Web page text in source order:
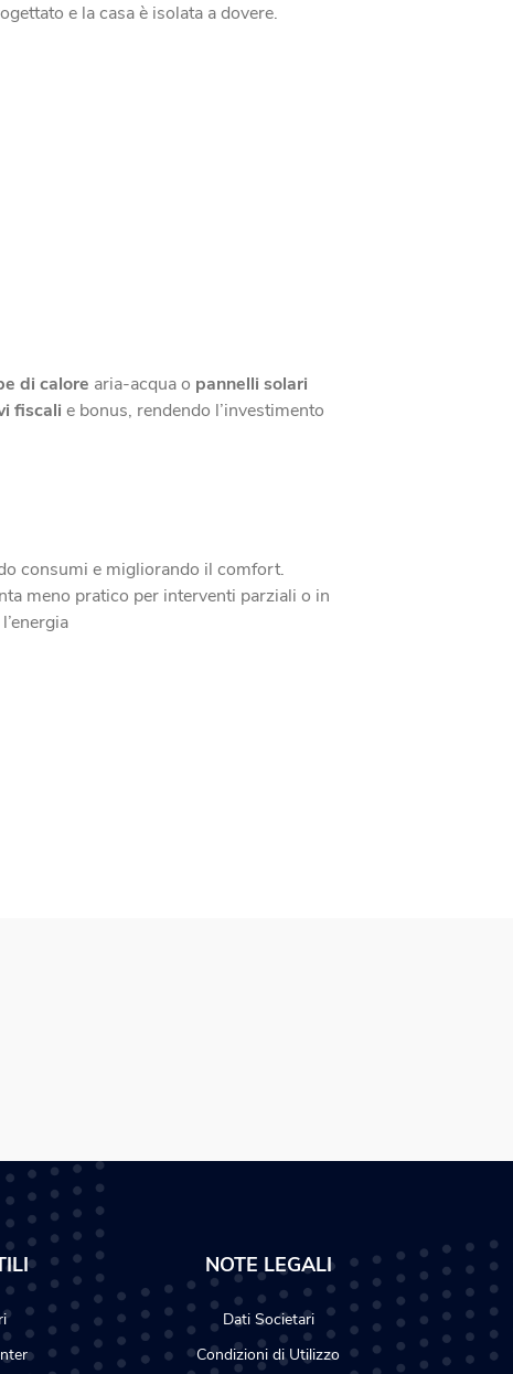
e la casa è isolata a dovere.
di calore aria-acqua o pannelli solari
fiscali e bonus, rendendo l’investimento
consumi e migliorando il comfort.
meno pratico per interventi parziali o in
NOTE LEGALI
Dati Societari
Condizioni di Utilizzo